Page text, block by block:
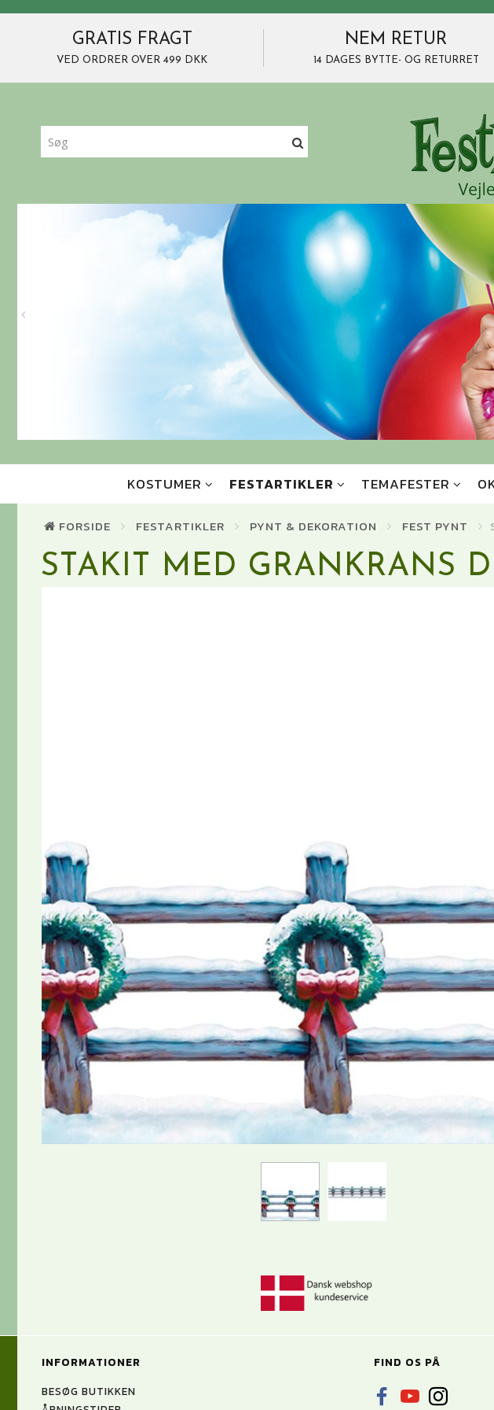
GRATIS FRAGT
VED ORDRER OVER 499 DKK
NEM RETUR
14 DAGES BYTTE- OG RETURRET
KOSTUMER FESTARTIKLER TEMAFESTER
FORSIDE FESTARTIKLER PYNT & DEKORATION FEST PYNT
STAKIT MED GRANKRANS
INFORMATIONER
BESØG BUTIKKEN
FIND OS PÅ